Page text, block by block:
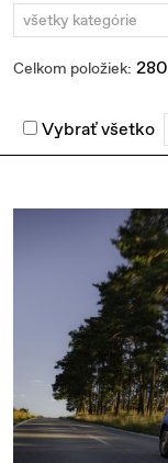
všetky kategórie
Celkom položiek: 280
Vybrať všetko